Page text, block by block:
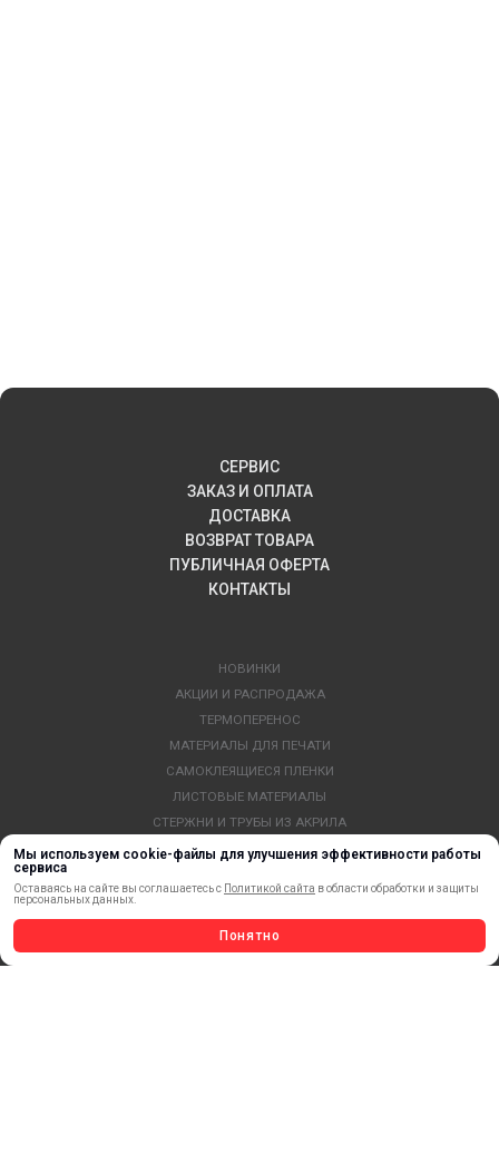
Мы используем cookie-файлы для улучшения эффективности работы
сервиса
Оставаясь на сайте вы соглашаетесь с Политикой сайта в области обработки и защиты
персональных данных.
Понятно
СЕРВИС
ЗАКАЗ И ОПЛАТА
ДОСТАВКА
ВОЗВРАТ ТОВАРА
ПУБЛИЧНАЯ ОФЕРТА
КОНТАКТЫ
НОВИНКИ
АКЦИИ И РАСПРОДАЖА
ТЕРМОПЕРЕНОС
МАТЕРИАЛЫ ДЛЯ ПЕЧАТИ
САМОКЛЕЯЩИЕСЯ ПЛЕНКИ
ЛИСТОВЫЕ МАТЕРИАЛЫ
СТЕРЖНИ И ТРУБЫ ИЗ АКРИЛА
ОБОРУДОВАНИЕ
ПРОФИЛИ И ПРОФИЛЬНЫЕ СИСТЕМЫ
КРАСКИ, ЧЕРНИЛА, КАРТРИДЖИ
МОБИЛЬНЫЕ СТЕНДЫ И POSM